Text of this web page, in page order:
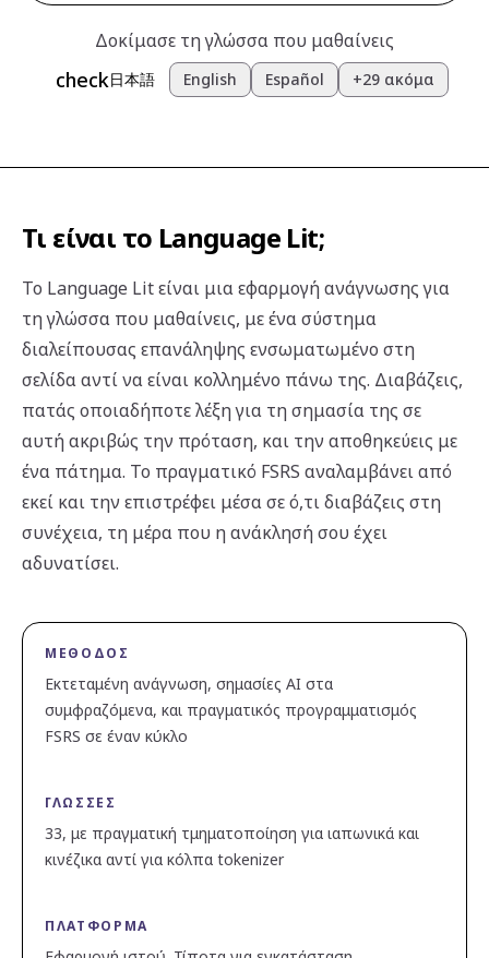
Δοκίμασε τη γλώσσα που μαθαίνεις
check日本語 English Español +29 ακόμα
Τι είναι το Language Lit;
Το Language Lit είναι μια εφαρμογή ανάγνωσης για
τη γλώσσα που μαθαίνεις, με ένα σύστημα
διαλείπουσας επανάληψης ενσωματωμένο στη
σελίδα αντί να είναι κολλημένο πάνω της. Διαβάζεις,
πατάς οποιαδήποτε λέξη για τη σημασία της σε
αυτή ακριβώς την πρόταση, και την αποθηκεύεις με
ένα πάτημα. Το πραγματικό FSRS αναλαμβάνει από
εκεί και την επιστρέφει μέσα σε ό,τι διαβάζεις στη
συνέχεια, τη μέρα που η ανάκλησή σου έχει
αδυνατίσει.
ΜΈΘΟΔΟΣ
Εκτεταμένη ανάγνωση, σημασίες AI στα
συμφραζόμενα, και πραγματικός προγραμματισμός
FSRS σε έναν κύκλο
ΓΛΏΣΣΕΣ
33, με πραγματική τμηματοποίηση για ιαπωνικά και
κινέζικα αντί για κόλπα tokenizer
ΠΛΑΤΦΌΡΜΑ